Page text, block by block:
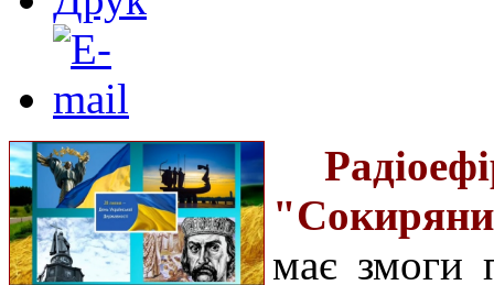
має змоги